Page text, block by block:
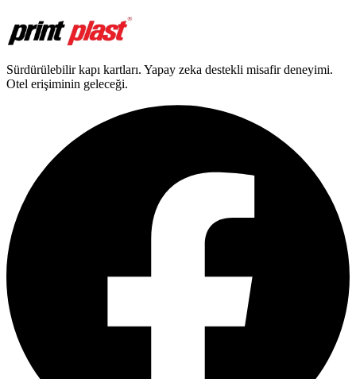
Sürdürülebilir kapı kartları. Yapay zeka destekli misafir deneyimi.
Otel erişiminin geleceği.